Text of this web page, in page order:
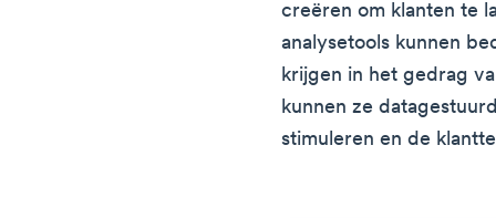
creëren om klanten te
analysetools kunnen
krijgen in het gedrag
kunnen ze
stimuleren en de